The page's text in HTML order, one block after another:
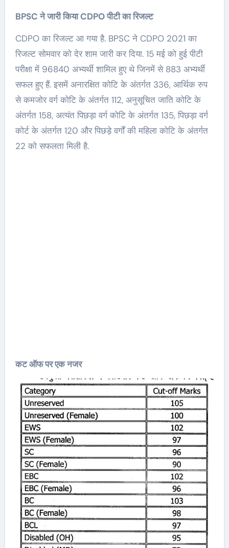
BPSC ने जारी किया CDPO पीटी का रिजल्ट
CDPO का रिजल्ट आ गया है. BPSC ने CDPO 2021 का
रिजल्ट सोमवार को देर शाम जारी कर दिया. 15 मई को हुई पीटी
परीक्षा में 96840 अभ्यर्थी शामिल हुए थे जिनमें से 883 अभ्यर्थी
सफल हुए हैं. इसमें अनारक्षित कोटि के अंतर्गत 336, आर्थिक रुप
से कमजोर वर्ग कोटि के अंतर्गत 112, अनुसूचित जाति कोटि के
अंतर्गत 158, अत्यंत पिछड़ा वर्ग कोटि के अंतर्गत 135, पिछड़ा वर्ग
कोर्ट के अंतर्गत 120 और पिछड़े वर्गों की महिला कोटि के अंतर्गत
22 को सफलता मिली है.
कट ऑफ पर एक नजर